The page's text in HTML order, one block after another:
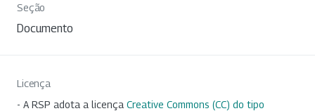
Seção
Documento
Licença
- A RSP adota a licença Creative Commons (CC) do tipo